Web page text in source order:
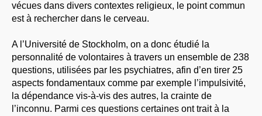
vécues dans divers contextes religieux, le point commun
est à rechercher dans le cerveau.
A l’Université de Stockholm, on a donc étudié la
personnalité de volontaires à travers un ensemble de 238
questions, utilisées par les psychiatres, afin d’en tirer 25
aspects fondamentaux comme par exemple l’impulsivité,
la dépendance vis-à-vis des autres, la crainte de
l’inconnu. Parmi ces questions certaines ont trait à la